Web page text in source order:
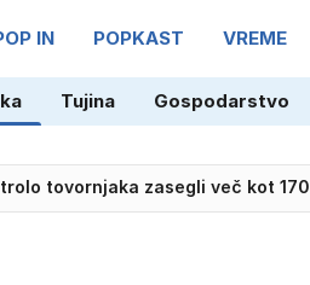
IN POPKAST VREME
Tujina Gospodarstvo
tovornjaka zasegli več kot